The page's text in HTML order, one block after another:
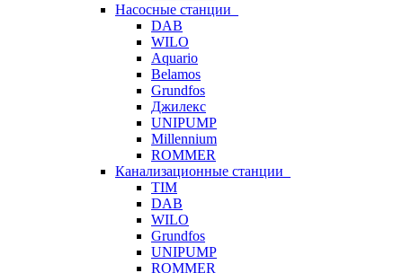
Насосные станции
DAB
WILO
Aquario
Belamos
Grundfos
Джилекс
UNIPUMP
Millennium
ROMMER
Канализационные станции
TIM
DAB
WILO
Grundfos
UNIPUMP
ROMMER